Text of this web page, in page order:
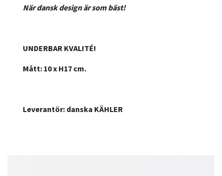
När dansk design är som bäst!
UNDERBAR KVALITÉ!
Mått: 10 x H17 cm.
Leverantör: danska KÄHLER